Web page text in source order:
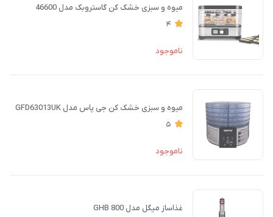
میوه و سبزی خشک کن گاستروبک مدل 46600
4
ناموجود
میوه و سبزی خشک کن جی پاس مدل GFD63013UK
5
ناموجود
غذاساز میگل مدل GHB 800